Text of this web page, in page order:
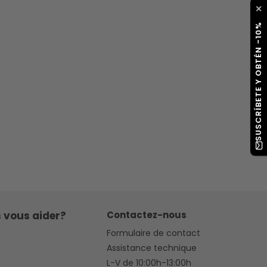
✕
SUSCRÍBETE Y OBTÉN -10%
aider? Contactez-nous
Formulaire de contact
Assistance technique
L-V de 10:00h-13:00h